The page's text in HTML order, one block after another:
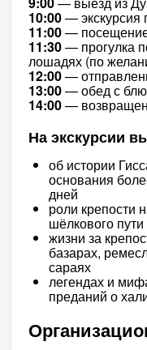
10:00— экскурсия
11:00—
11:30— прогулка
лошадях (по
12:00—
13:00— обед с
14:00—
На экскурсии
об истории
основания
дней
роли крепости
шёлкового пути
жизни за
базарах,
сараях
легендах и
преданий о